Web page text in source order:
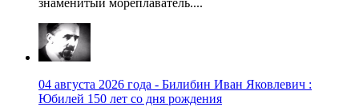
04 августа 2026 года - Билибин Иван Яковлевич :
Юбилей 150 лет со дня рождения